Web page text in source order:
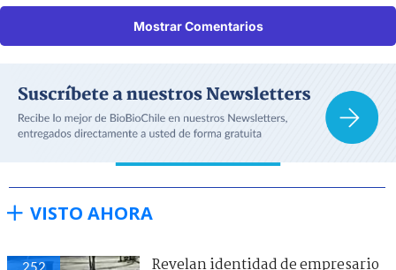
Mostrar Comentarios
VISTO AHORA
252
Revelan identidad de empresario